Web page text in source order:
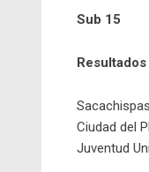
Sub 15
Ciudad del
Juventud